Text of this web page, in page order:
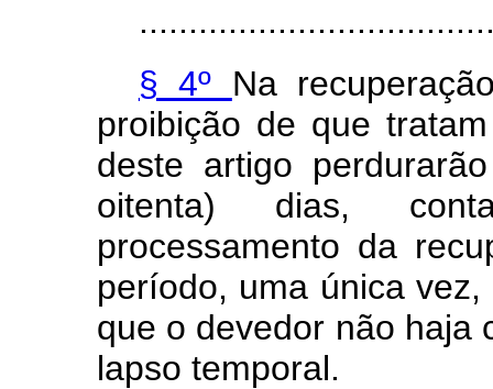
§ 4º Na
proibição de que
deste artigo
oitenta) dias,
processamento da
período, uma única
que o devedor não haja
lapso temporal.